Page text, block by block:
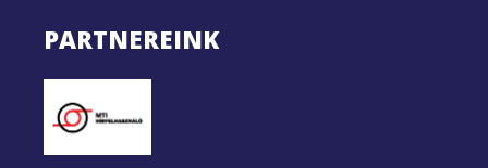
PARTNEREINK